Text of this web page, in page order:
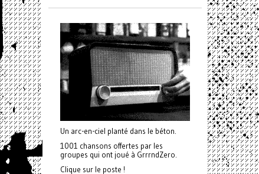
Un arc-en-ciel planté dans le béton.
1001 chansons offertes par les
groupes qui ont joué à GrrrndZero.
Clique sur le poste !